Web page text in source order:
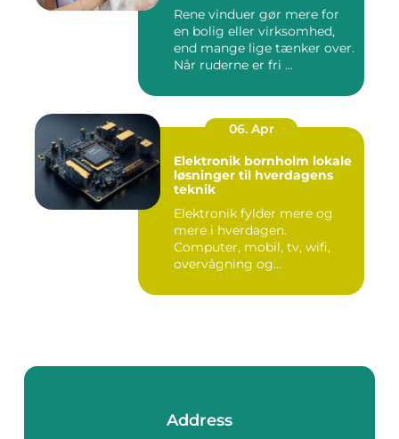
Rene vinduer gør mere for
en bolig eller virksomhed,
end mange lige tænker over.
Når ruderne er fri ...
06. Apr
Elektronik bornholm lokale
løsninger til hverdagens
teknik
Elektronik fylder mere og
mere i hverdagen.
Computer, mobil, tv, wifi,
overvågning og
Address